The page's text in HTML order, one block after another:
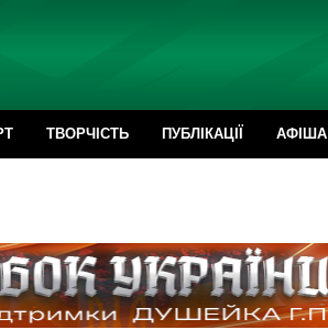
ТВОРЧІСТЬ ПУБЛІКАЦІЇ АФІША